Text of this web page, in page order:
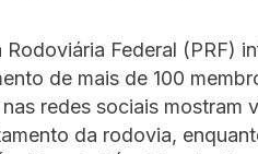
Rodoviária Federal (PRF)
de mais de 100
redes sociais
da rodovia,